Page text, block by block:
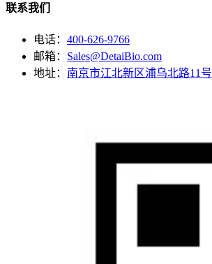
联系我们
电话： 400-626-9766
邮箱： Sales@DetaiBio.com
地址： 南京市江北新区浦乌北路11号